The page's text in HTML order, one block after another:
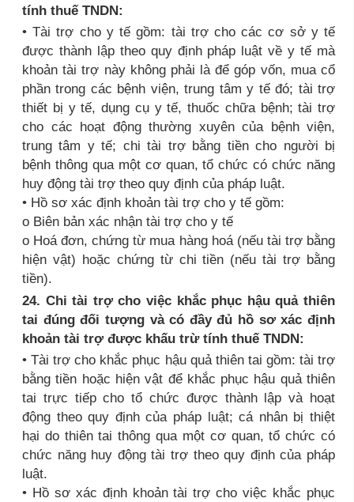
tính thuế TNDN:
• Tài trợ cho y tế gồm: tài trợ cho các cơ sở y tế
được thành lập theo quy định pháp luật về y tế mà
khoản tài trợ này không phải là để góp vốn, mua cổ
phần trong các bệnh viện, trung tâm y tế đó; tài trợ
thiết bị y tế, dụng cụ y tế, thuốc chữa bệnh; tài trợ
cho các hoạt động thường xuyên của bệnh viện,
trung tâm y tế; chi tài trợ bằng tiền cho người bị
bệnh thông qua một cơ quan, tổ chức có chức năng
huy động tài trợ theo quy định của pháp luật.
• Hồ sơ xác định khoản tài trợ cho y tế gồm:
o Biên bản xác nhận tài trợ cho y tế
o Hoá đơn, chứng từ mua hàng hoá (nếu tài trợ bằng
hiện vật) hoặc chứng từ chi tiền (nếu tài trợ bằng
tiền).
24. Chi tài trợ cho việc khắc phục hậu quả thiên
tai đúng đối tượng và có đầy đủ hồ sơ xác định
khoản tài trợ được khấu trừ tính thuế TNDN:
• Tài trợ cho khắc phục hậu quả thiên tai gồm: tài trợ
bằng tiền hoặc hiện vật để khắc phục hậu quả thiên
tai trực tiếp cho tổ chức được thành lập và hoạt
động theo quy định của pháp luật; cá nhân bị thiệt
hại do thiên tai thông qua một cơ quan, tổ chức có
chức năng huy động tài trợ theo quy định của pháp
luật.
• Hồ sơ xác định khoản tài trợ cho việc khắc phục